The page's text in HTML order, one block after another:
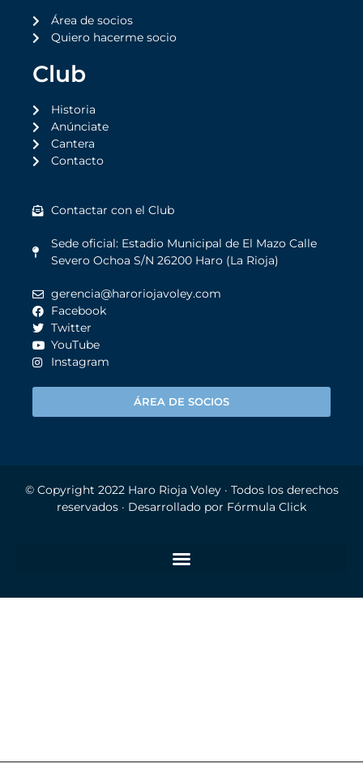
Área de socios
Quiero hacerme socio
Club
Historia
Anúnciate
Cantera
Contacto
Contactar con el Club
Sede oficial: Estadio Municipal de El Mazo Calle
Severo Ochoa S/N 26200 Haro (La Rioja)
gerencia@haroriojavoley.com
Facebook
Twitter
YouTube
Instagram
ÁREA DE SOCIOS
© Copyright 2022 Haro Rioja Voley· Todos los derechos
reservados · Desarrollado por Fórmula Click